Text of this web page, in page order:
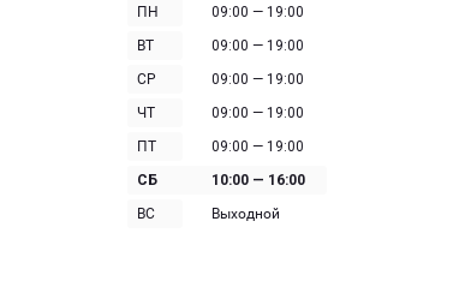
ПН
09:00 — 19:00
ВТ
09:00 — 19:00
СР
09:00 — 19:00
ЧТ
09:00 — 19:00
ПТ
09:00 — 19:00
СБ
10:00 — 16:00
ВС
Выходной